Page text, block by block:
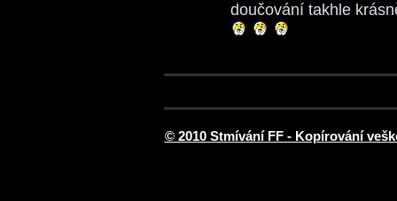
doučování takhle
© 2010 Stmívání FF - Kopírování